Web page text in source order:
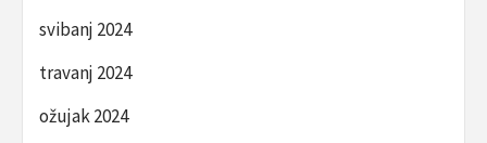
svibanj 2024
travanj 2024
ožujak 2024